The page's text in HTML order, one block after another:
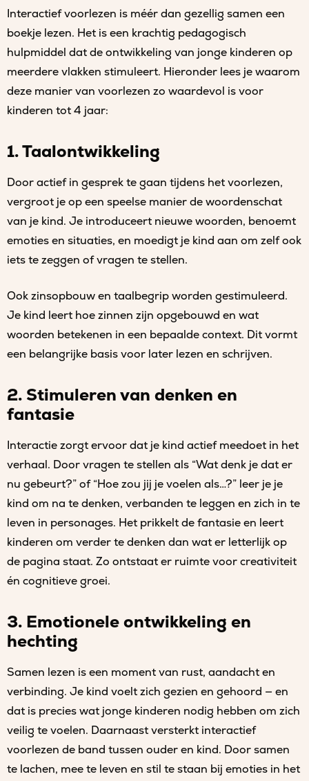
Interactief voorlezen is méér dan gezellig samen een
boekje lezen. Het is een krachtig pedagogisch
hulpmiddel dat de ontwikkeling van jonge kinderen op
meerdere vlakken stimuleert. Hieronder lees je waarom
deze manier van voorlezen zo waardevol is voor
kinderen tot 4 jaar:
1. Taalontwikkeling
Door actief in gesprek te gaan tijdens het voorlezen,
vergroot je op een speelse manier de woordenschat
van je kind. Je introduceert nieuwe woorden, benoemt
emoties en situaties, en moedigt je kind aan om zelf ook
iets te zeggen of vragen te stellen.
Ook zinsopbouw en taalbegrip worden gestimuleerd.
Je kind leert hoe zinnen zijn opgebouwd en wat
woorden betekenen in een bepaalde context. Dit vormt
een belangrijke basis voor later lezen en schrijven.
2. Stimuleren van denken en
fantasie
Interactie zorgt ervoor dat je kind actief meedoet in het
verhaal. Door vragen te stellen als “Wat denk je dat er
nu gebeurt?” of “Hoe zou jij je voelen als…?” leer je je
kind om na te denken, verbanden te leggen en zich in te
leven in personages. Het prikkelt de fantasie en leert
kinderen om verder te denken dan wat er letterlijk op
de pagina staat. Zo ontstaat er ruimte voor creativiteit
én cognitieve groei.
3. Emotionele ontwikkeling en
hechting
Samen lezen is een moment van rust, aandacht en
verbinding. Je kind voelt zich gezien en gehoord — en
dat is precies wat jonge kinderen nodig hebben om zich
veilig te voelen. Daarnaast versterkt interactief
voorlezen de band tussen ouder en kind. Door samen
te lachen, mee te leven en stil te staan bij emoties in het